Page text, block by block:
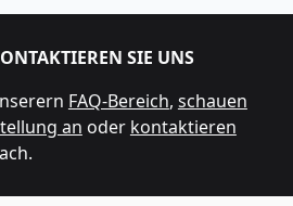
SIE UNS
FAQ-Bereich, schauen
an oder kontaktieren